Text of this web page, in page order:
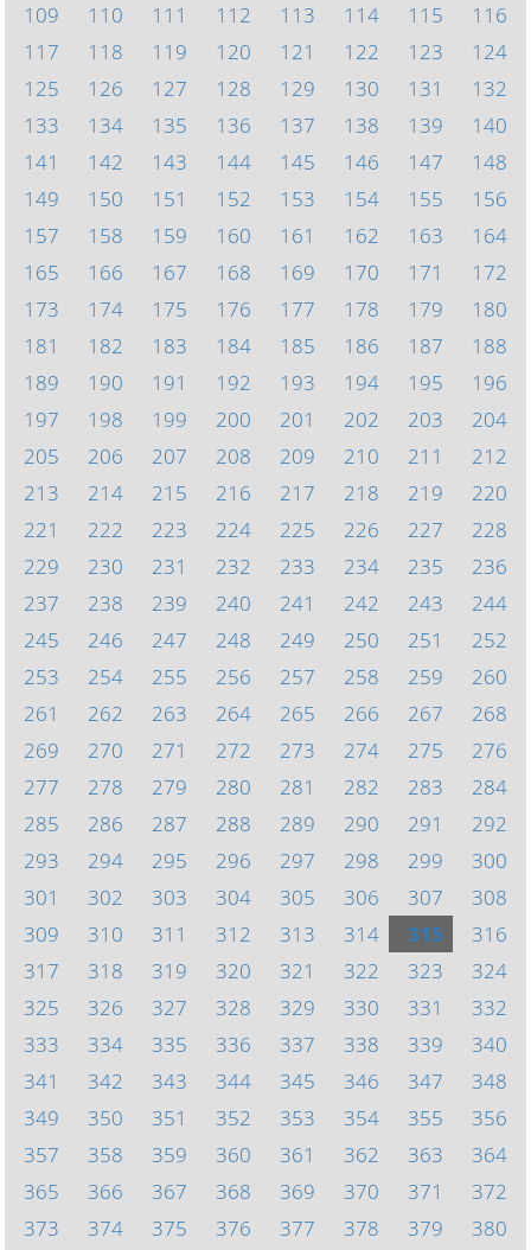
109
110 111 112 113 114 115
116
117
118 119 120 121 122 123
124
125
126 127 128 129 130 131
132
133
134 135 136 137 138 139
140
141
142 143 144 145 146 147
148
149
150 151 152 153 154 155
156
157
158 159 160 161 162 163
164
165
166 167 168 169 170 171
172
173
174 175 176 177 178 179
180
181
182 183 184 185 186 187
188
189
190 191 192 193 194 195
196
197
198 199 200 201 202 203
204
205
206 207 208 209 210 211
212
213
214 215 216 217 218 219
220
221
222 223 224 225 226 227
228
229
230 231 232 233 234 235
236
237
238 239 240 241 242 243
244
245
246 247 248 249 250 251
252
253
254 255 256 257 258 259
260
261
262 263 264 265 266 267
268
269
270 271 272 273 274 275
276
277
278 279 280 281 282 283
284
285
286 287 288 289 290 291
292
293
294 295 296 297 298 299
300
301
302 303 304 305 306 307
308
309
310 311 312 313 314 315
316
317
318 319 320 321 322 323
324
325
326 327 328 329 330 331
332
333
334 335 336 337 338 339
340
341
342 343 344 345 346 347
348
349
350 351 352 353 354 355
356
357
358 359 360 361 362 363
364
365
366 367 368 369 370 371
372
373
374 375 376 377 378 379 380